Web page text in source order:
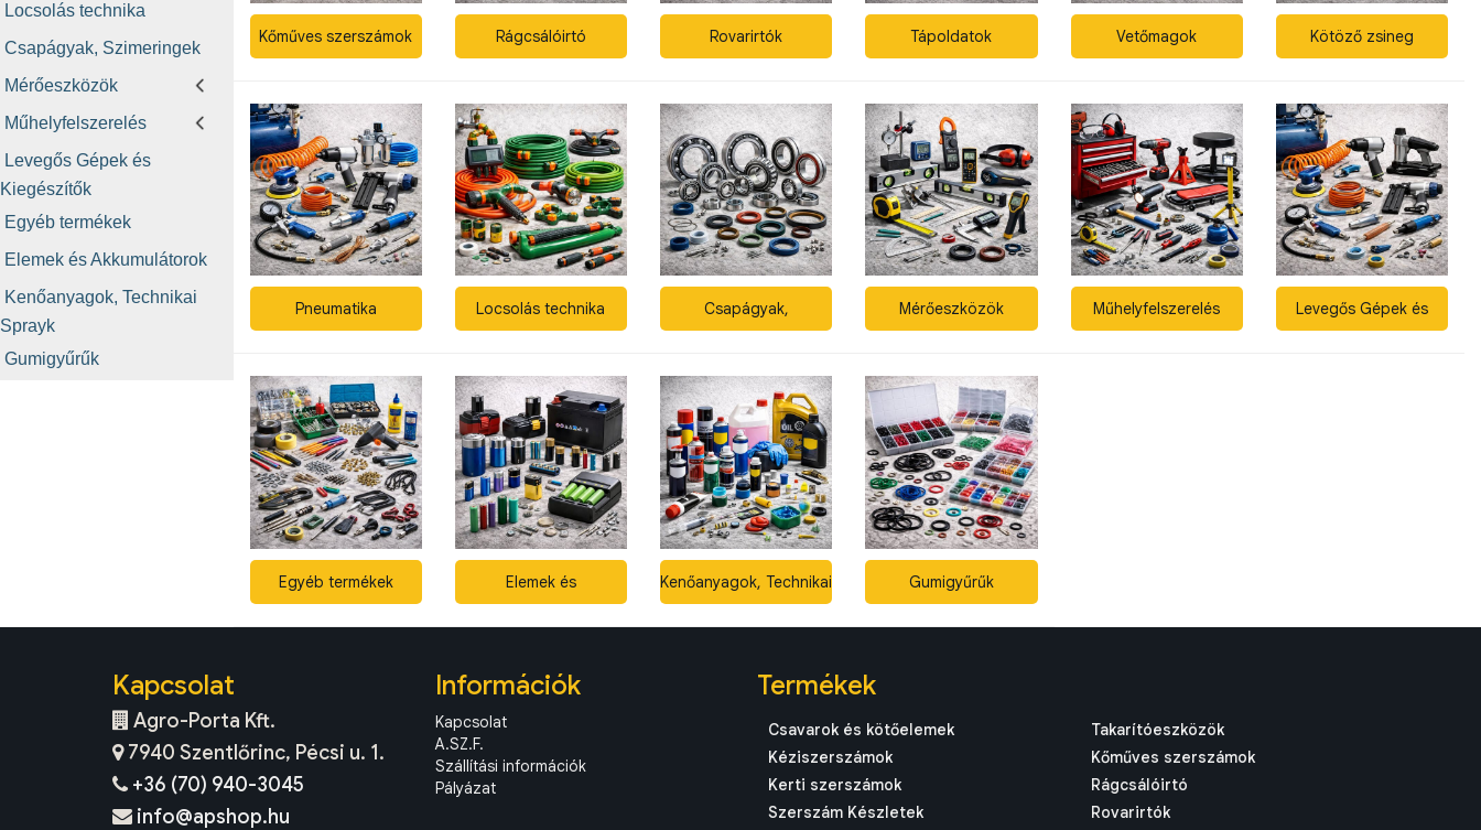
Locsolás technika
Csapágyak, Szimeringek
Mérőeszközök
Műhelyfelszerelés
Levegős Gépek és
Kiegészítők
Egyéb termékek
Elemek és Akkumulátorok
Kenőanyagok, Technikai
Sprayk
Gumigyűrűk
Kőműves szerszámok Rágcsálóirtó Rovarirtók Tápoldatok Vetőmagok Kötöző zsineg
Pneumatika Locsolás technika Csapágyak, Mérőeszközök Műhelyfelszerelés Levegős Gépek és
Egyéb termékek Elemek és
Akkumulátorok
Kenőanyagok, Technikai
Sprayk
Gumigyűrűk
Kapcsolat
Agro-Porta Kft.
7940 Szentlőrinc, Pécsi u. 1.
+36 (70) 940-3045
info@apshop.hu
Információk
Kapcsolat
A.SZ.F.
Szállítási információk
Pályázat
Termékek
Csavarok és kötőelemek
Kéziszerszámok
Kerti szerszámok
Szerszám Készletek
Takarítóeszközök
Kőműves szerszámok
Rágcsálóirtó
Rovarirtók